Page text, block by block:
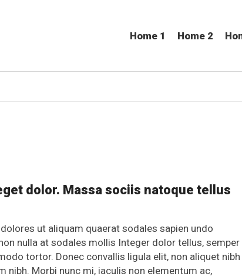
Home 1 Home 2
dolor. Massa sociis natoque tellus
ut aliquam quaerat sodales sapien undo
nulla at sodales mollis Integer dolor tellus, semper
tortor. Donec convallis ligula elit, non aliquet nibh
nibh. Morbi nunc mi, iaculis non elementum ac,